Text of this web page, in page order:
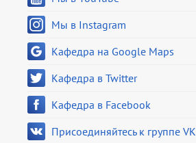
Мы в Instagram
Кафедра на Google Maps
Кафедра в Twitter
Кафедра в Facebook
Присоединяйтесь к группе VK